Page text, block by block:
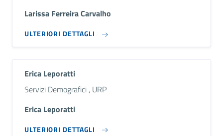
Larissa Ferreira Carvalho
ULTERIORI DETTAGLI
Erica Leporatti
Descrizione breve
Servizi Demografici , URP
Erica Leporatti
ULTERIORI DETTAGLI